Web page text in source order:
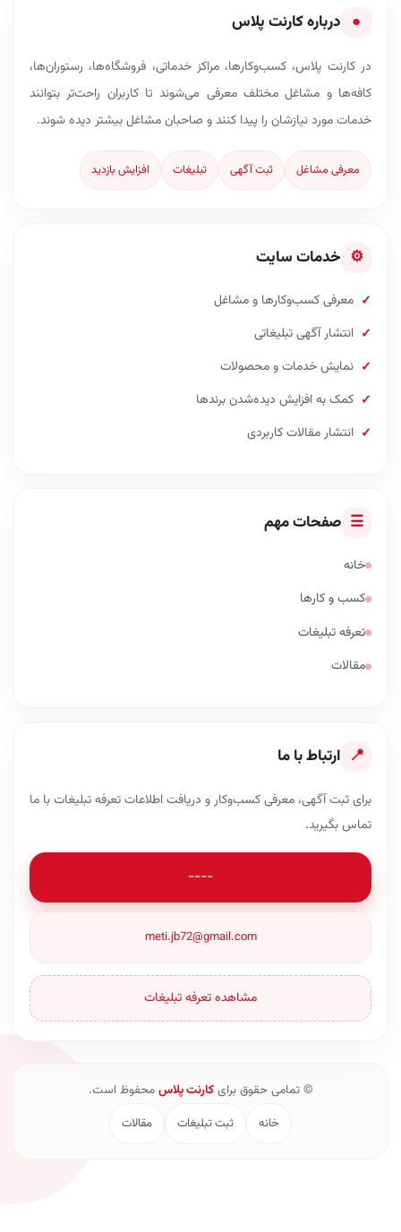
● درباره کارنت پلاس
در کارنت پلاس، کسب‌وکارها، مراکز خدماتی، فروشگاه‌ها، رستوران‌ها،
کافه‌ها و مشاغل مختلف معرفی می‌شوند تا کاربران راحت‌تر بتوانند
خدمات مورد نیازشان را پیدا کنند و صاحبان مشاغل بیشتر دیده شوند.
معرفی مشاغل ثبت آگهی تبلیغات افزایش بازدید
⚙ خدمات سایت
معرفی کسب‌وکارها و مشاغل
انتشار آگهی تبلیغاتی
نمایش خدمات و محصولات
کمک به افزایش دیده‌شدن برندها
انتشار مقالات کاربردی
☰ صفحات مهم
خانه
کسب و کارها
تعرفه تبلیغات
مقالات
📍 ارتباط با ما
برای ثبت آگهی، معرفی کسب‌وکار و دریافت اطلاعات تعرفه تبلیغات با ما
تماس بگیرید.
----
meti.jb72@gmail.com
مشاهده تعرفه تبلیغات
© تمامی حقوق برایکارنت پلاسمحفوظ است.
خانه ثبت تبلیغات مقالات